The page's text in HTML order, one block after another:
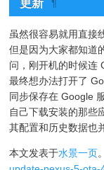
更新 ¶
虽然很容易就用直接
但是因为大家都知道
问，刚开机的时候连
最终想办法打开了
同步保存在 Google
自己下载安装的那些
其配置和历史数据也
本文发表于水景一页